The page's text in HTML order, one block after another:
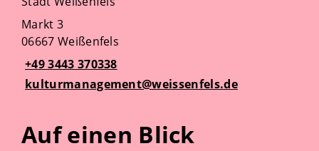
Markt 3
06667 Weißenfels
+49 3443 370338
kulturmanagement@weissenfels.de
Auf einen Blick